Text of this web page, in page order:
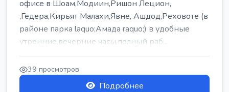
офисе в Шоам,Модиин,Ришон Лецион,
,Гедера,Кирьят Малахи,Явне, Ашдод,Реховоте (в
районе парка laquo;Амада raquo;) в удобные
утренние,вечерние часы,полный раб...
39 просмотров
Подробнее